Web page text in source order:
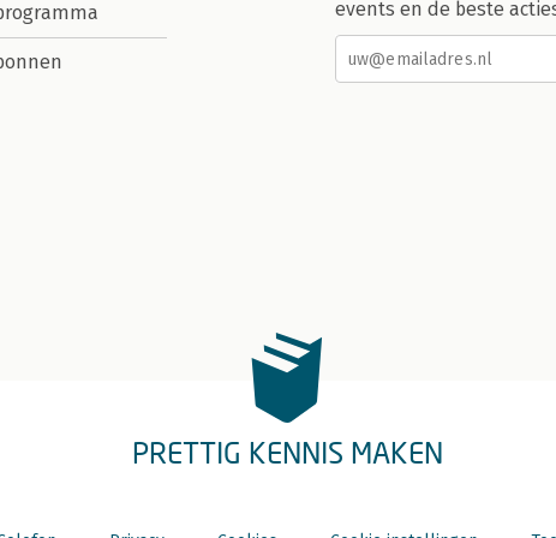
events en de beste
PRETTIG KENNIS MAKEN